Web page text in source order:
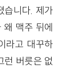
습니다. 제가
왜 맥주 뒤에
라고 대꾸하
런 버릇은 없